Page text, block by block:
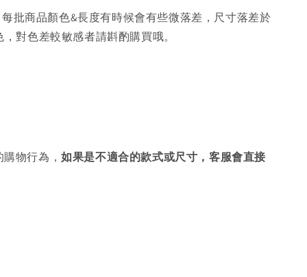
批商品顏色&長度有時候會有些微落差，尺寸落差於
對色差較敏感者請斟酌購買哦。
購物行為，如果是不適合的款式或尺寸，客服會直接